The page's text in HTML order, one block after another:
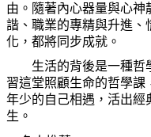
由。隨著內心器量與心神
諧、職業的專精與升進、
化，都將同步成就。
生活的背後是一種哲
習這堂照顧生命的哲學課
年少的自己相遇，活出經
生。